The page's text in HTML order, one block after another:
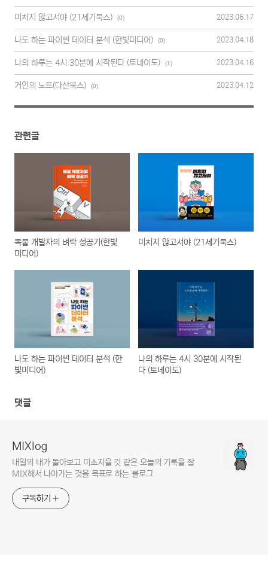
미치지 않고서야 (21세기북스) (0) 2023.06.17
나도 하는 파이썬 데이터 분석 (한빛미디어) (0) 2023.04.18
나의 하루는 4시 30분에 시작된다 (토네이도) (1) 2023.04.16
거인의 노트(다산북스) (0) 2023.04.12
관련글
복붙 개발자의 벼락 성공기(한빛
미디어)
미치지 않고서야 (21세기북스)
나도 하는 파이썬 데이터 분석 (한
빛미디어)
나의 하루는 4시 30분에 시작된
다 (토네이도)
댓글
MIXlog
내일의 내가 돌아보고 미소지을 것 같은 오늘의 기록을 잘
MIX해서 나아가는 것을 목표로 하는 블로그
구독하기